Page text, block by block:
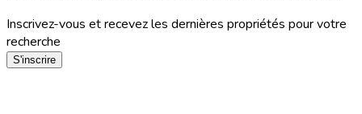
Inscrivez-vous et recevez les dernières propriétés pour votre
recherche
S'inscrire